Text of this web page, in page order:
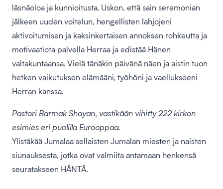
läsnäoloa ja kunnioitusta. Uskon, että sain seremonian
jälkeen uuden voitelun, hengellisten lahjojeni
aktivoitumisen ja kaksinkertaisen annoksen rohkeutta ja
motivaatiota palvella Herraa ja edistää Hänen
valtakuntaansa. Vielä tänäkin päivänä näen ja aistin tuon
hetken vaikutuksen elämääni, työhöni ja vaellukseeni
Herran kanssa.
Pastori Barmak Shayan, vastikään vihitty 222 kirkon
esimies eri puolilla Eurooppaa.
Ylistäkää Jumalaa sellaisten Jumalan miesten ja naisten
siunauksesta, jotka ovat valmiita antamaan henkensä
seuratakseen HÄNTÄ.